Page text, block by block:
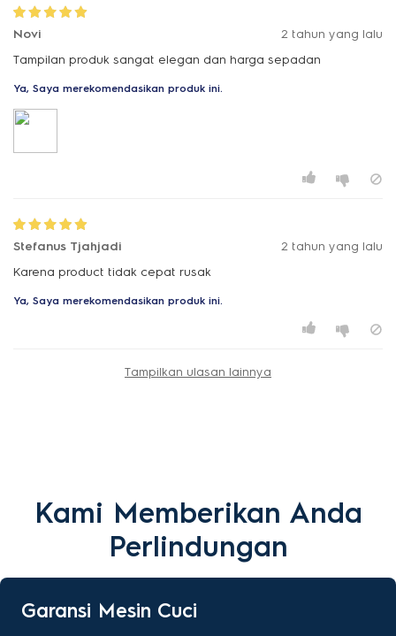
Novi
2 tahun yang lalu
Tampilan produk sangat elegan dan harga sepadan
Ya, Saya merekomendasikan produk ini.
Stefanus Tjahjadi
2 tahun yang lalu
Karena product tidak cepat rusak
Ya, Saya merekomendasikan produk ini.
Tampilkan ulasan lainnya
Kami Memberikan Anda
Perlindungan
Garansi Mesin Cuci